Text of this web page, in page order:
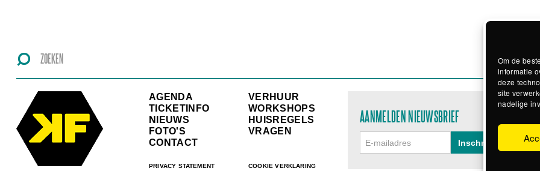
Om de
informatie
deze
site
nadelige
AGENDA
TICKETINFO
NIEUWS
FOTO'S
CONTACT
PRIVACY STATEMENT
VERHUUR
WORKSHOPS
HUISREGELS
VRAGEN
COOKIE VERKLARING
AANMELDEN NIEUWSBRIEF